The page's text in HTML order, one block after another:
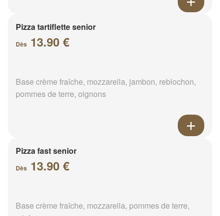
Pizza tartiflette senior
Dès 13.90 €
Base crème fraîche, mozzarella, jambon, reblochon,
pommes de terre, oignons
Pizza fast senior
Dès 13.90 €
Base crème fraîche, mozzarella, pommes de terre,